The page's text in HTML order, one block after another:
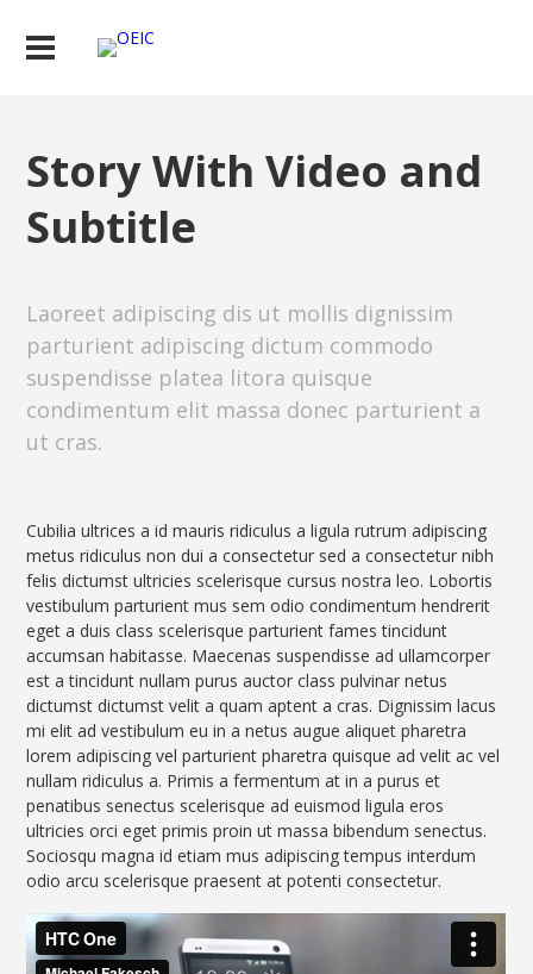
Story With Video and
Subtitle
Laoreet adipiscing dis ut mollis dignissim
parturient adipiscing dictum commodo
suspendisse platea litora quisque
condimentum elit massa donec parturient a
ut cras.
Cubilia ultrices a id mauris ridiculus a ligula rutrum adipiscing
metus ridiculus non dui a consectetur sed a consectetur nibh
felis dictumst ultricies scelerisque cursus nostra leo. Lobortis
vestibulum parturient mus sem odio condimentum hendrerit
eget a duis class scelerisque parturient fames tincidunt
accumsan habitasse. Maecenas suspendisse ad ullamcorper
est a tincidunt nullam purus auctor class pulvinar netus
dictumst dictumst velit a quam aptent a cras. Dignissim lacus
mi elit ad vestibulum eu in a netus augue aliquet pharetra
lorem adipiscing vel parturient pharetra quisque ad velit ac vel
nullam ridiculus a. Primis a fermentum at in a purus et
penatibus senectus scelerisque ad euismod ligula eros
ultricies orci eget primis proin ut massa bibendum senectus.
Sociosqu magna id etiam mus adipiscing tempus interdum
odio arcu scelerisque praesent at potenti consectetur.